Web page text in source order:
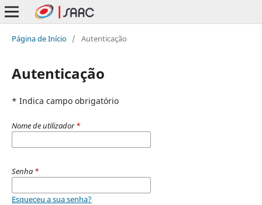
Página de Início / Autenticação
Autenticação
* Indica campo obrigatório
Nome de utilizador*
Senha *
Esqueceu a sua senha?